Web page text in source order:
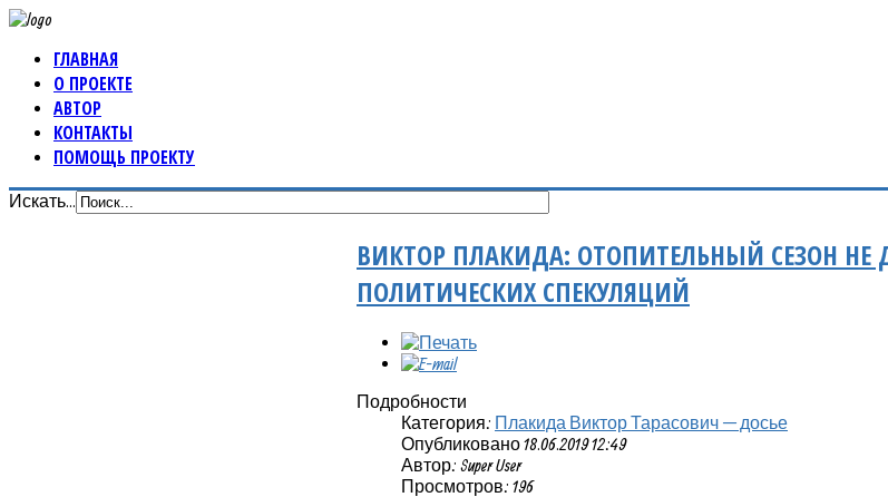
ГЛАВНАЯ
О ПРОЕКТЕ
АВТОР
КОНТАКТЫ
ПОМОЩЬ ПРОЕКТУ
Искать...
ВИКТОР ПЛАКИДА: ОТОПИТЕЛЬНЫЙ СЕЗОН
ПОЛИТИЧЕСКИХ СПЕКУЛЯЦИЙ
Подробности
Категория: Плакида Виктор Тарасович — досье
Опубликовано 18.06.2019 12:49
Автор: Super User
Просмотров: 196